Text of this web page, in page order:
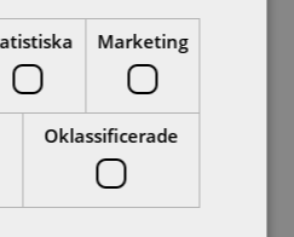
du är en
som inte lämnar
är på plats. Du är nyfiken
nytt och passionen för
Marketing
Oklassificerade